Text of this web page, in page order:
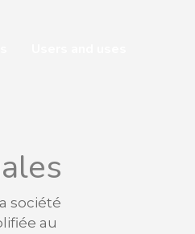
société
au